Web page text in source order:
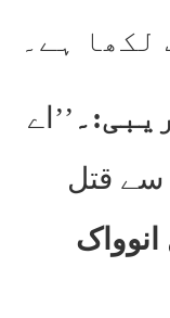
لکھا ہے۔
’’اے
سے قتل